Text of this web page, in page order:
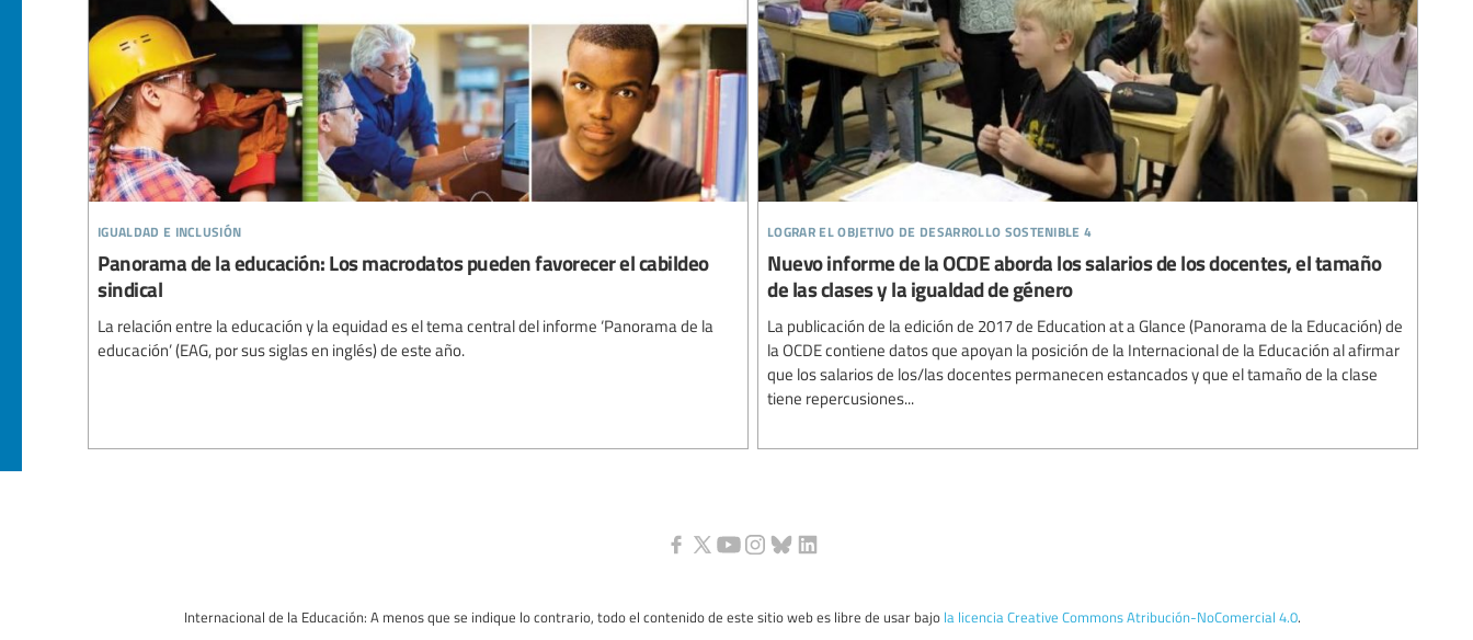
igualdad e inclusión
Panorama de la educación: Los macrodatos pueden favorecer el cabildeo
sindical
La relación entre la educación y la equidad es el tema central del informe ‘Panorama de la
educación’ (EAG, por sus siglas en inglés) de este año.
lograr el objetivo de desarrollo sostenible 4
Nuevo informe de la OCDE aborda los salarios de los docentes, el tamaño
de las clases y la igualdad de género
La publicación de la edición de 2017 de Education at a Glance (Panorama de la Educación) de
la OCDE contiene datos que apoyan la posición de la Internacional de la Educación al afirmar
que los salarios de los/las docentes permanecen estancados y que el tamaño de la clase
tiene repercusiones...
Internacional de la Educación: A menos que se indique lo contrario, todo el contenido de este sitio web es libre de usar bajo la licencia Creative Commons Atribución-NoComercial 4.0.